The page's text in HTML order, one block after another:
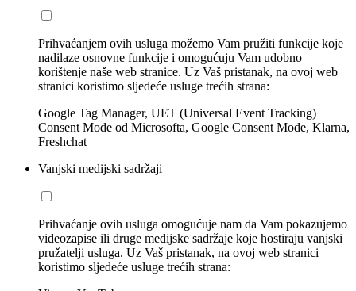
Prihvaćanjem ovih usluga možemo Vam pružiti funkcije koje
nadilaze osnovne funkcije i omogućuju Vam udobno
korištenje naše web stranice. Uz Vaš pristanak, na ovoj web
stranici koristimo sljedeće usluge trećih strana:
Google Tag Manager, UET (Universal Event Tracking)
Consent Mode od Microsofta, Google Consent Mode, Klarna,
Freshchat
Vanjski medijski sadržaji
Prihvaćanje ovih usluga omogućuje nam da Vam pokazujemo
videozapise ili druge medijske sadržaje koje hostiraju vanjski
pružatelji usluga. Uz Vaš pristanak, na ovoj web stranici
koristimo sljedeće usluge trećih strana: